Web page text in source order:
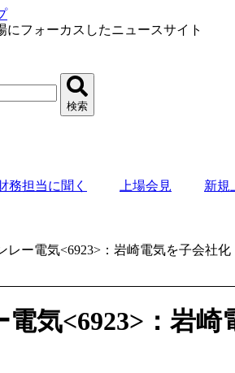
にフォーカスしたニュースサイト
検索
務担当に聞く
上場会見 新規
レー電気<6923>：岩崎電気を子会社化
気<6923>：岩崎